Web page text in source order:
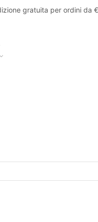
gratuita per ordini da